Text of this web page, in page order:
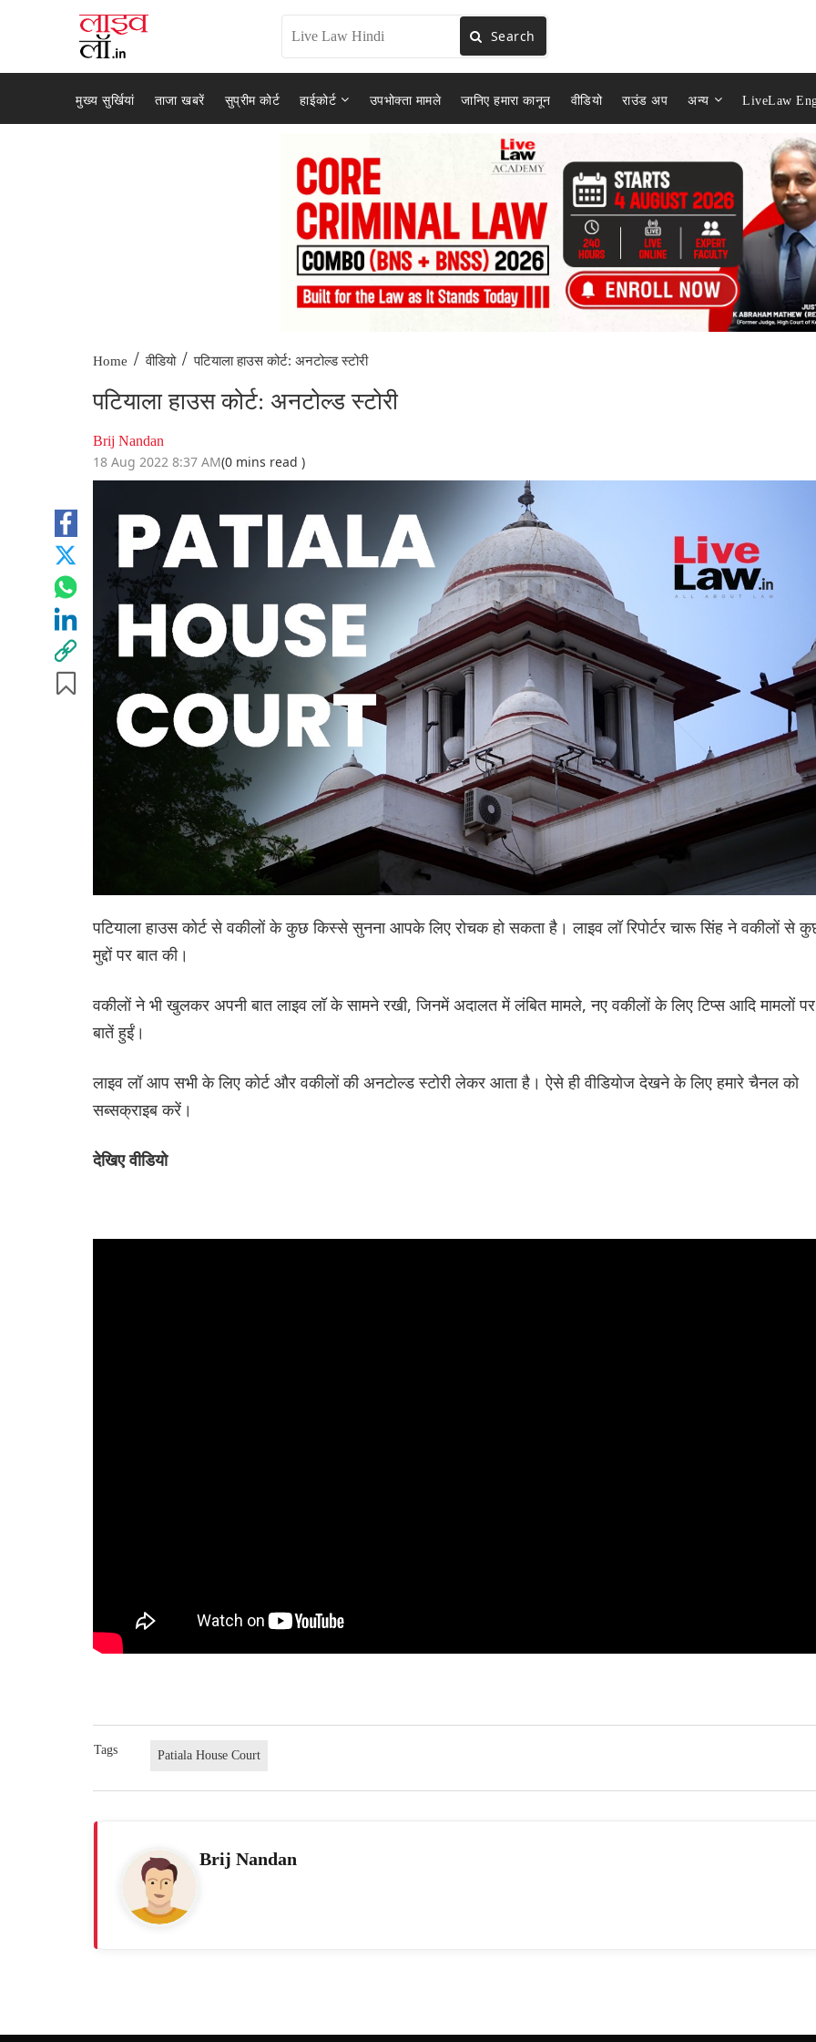
Search
मुख्य सुर्खियां ताजा खबरें सुप्रीम कोर्ट हाईकोर्ट उपभोक्ता मामले जानिए हमारा कानून वीडियो राउंड अप अन्य LiveLaw
Home / वीडियो / पटियाला हाउस कोर्ट: अनटोल्ड स्टोरी
पटियाला हाउस कोर्ट: अनटोल्ड स्टोरी
Brij Nandan
18 Aug 2022 8:37 AM(0 mins read )
पटियाला हाउस कोर्ट से वकीलों के कुछ किस्से सुनना आपके लिए रोचक हो सकता है। लाइव लॉ रिपोर्टर चारू सिंह ने वकीलों से
मुद्दों पर बात की।
वकीलों ने भी खुलकर अपनी बात लाइव लॉ के सामने रखी, जिनमें अदालत में लंबित मामले, नए वकीलों के लिए टिप्स आदि मामलों पर
बातें हुईं।
लाइव लॉ आप सभी के लिए कोर्ट और वकीलों की अनटोल्ड स्टोरी लेकर आता है। ऐसे ही वीडियोज देखने के लिए हमारे चैनल को
सब्सक्राइब करें।
देखिए वीडियो
Tags Patiala House Court
Brij Nandan